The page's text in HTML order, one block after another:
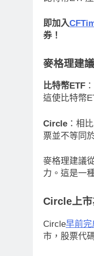
即加入
券！
麥格理建
比特幣ETF
這使比特幣
Circle ：相
票並不等同
麥格理建議
力。這是一
Circle上市
Circle早前
市，股票代